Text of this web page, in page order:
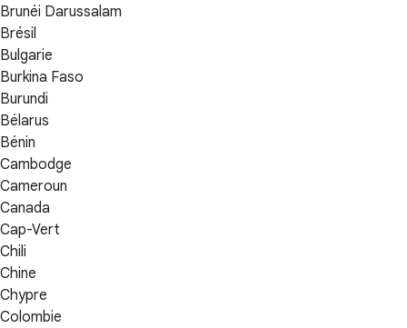
Brunéi Darussalam
Brésil
Bulgarie
Burkina Faso
Burundi
Bélarus
Bénin
Cambodge
Cameroun
Canada
Cap-Vert
Chili
Chine
Chypre
Colombie